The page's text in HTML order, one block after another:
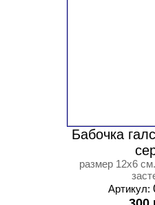
Бабочка
размер 12х6
Артикул: